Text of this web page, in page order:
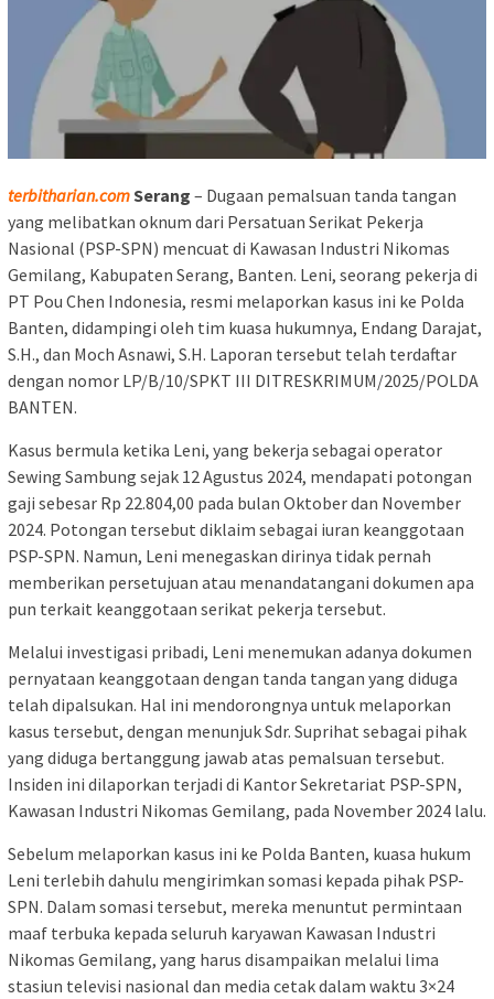
terbitharian.comSerang – Dugaan pemalsuan tanda tangan
yang melibatkan oknum dari Persatuan Serikat Pekerja
Nasional (PSP-SPN) mencuat di Kawasan Industri Nikomas
Gemilang, Kabupaten Serang, Banten. Leni, seorang pekerja di
PT Pou Chen Indonesia, resmi melaporkan kasus ini ke Polda
Banten, didampingi oleh tim kuasa hukumnya, Endang Darajat,
S.H., dan Moch Asnawi, S.H. Laporan tersebut telah terdaftar
dengan nomor LP/B/10/SPKT III DITRESKRIMUM/2025/POLDA
BANTEN.
Kasus bermula ketika Leni, yang bekerja sebagai operator
Sewing Sambung sejak 12 Agustus 2024, mendapati potongan
gaji sebesar Rp 22.804,00 pada bulan Oktober dan November
2024. Potongan tersebut diklaim sebagai iuran keanggotaan
PSP-SPN. Namun, Leni menegaskan dirinya tidak pernah
memberikan persetujuan atau menandatangani dokumen apa
pun terkait keanggotaan serikat pekerja tersebut.
Melalui investigasi pribadi, Leni menemukan adanya dokumen
pernyataan keanggotaan dengan tanda tangan yang diduga
telah dipalsukan. Hal ini mendorongnya untuk melaporkan
kasus tersebut, dengan menunjuk Sdr. Suprihat sebagai pihak
yang diduga bertanggung jawab atas pemalsuan tersebut.
Insiden ini dilaporkan terjadi di Kantor Sekretariat PSP-SPN,
Kawasan Industri Nikomas Gemilang, pada November 2024 lalu.
Sebelum melaporkan kasus ini ke Polda Banten, kuasa hukum
Leni terlebih dahulu mengirimkan somasi kepada pihak PSP-
SPN. Dalam somasi tersebut, mereka menuntut permintaan
maaf terbuka kepada seluruh karyawan Kawasan Industri
Nikomas Gemilang, yang harus disampaikan melalui lima
stasiun televisi nasional dan media cetak dalam waktu 3×24